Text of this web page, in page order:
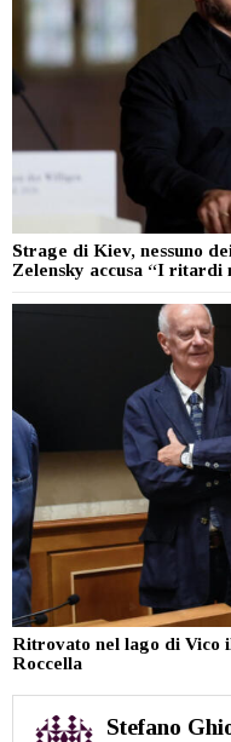
Strage di Kiev, nessuno
Zelensky accusa “I
Ritrovato nel lago di Vico
Roccella
Stefano